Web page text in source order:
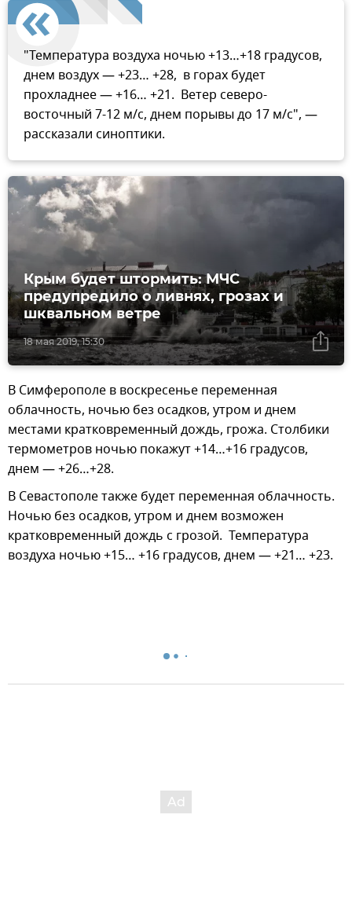
"Температура воздуха ночью +13…+18 градусов,
днем воздух — +23… +28, в горах будет
прохладнее — +16… +21. Ветер северо-
восточный 7-12 м/с, днем порывы до 17 м/с", —
рассказали синоптики.
18 мая 2019, 15:30
Крым будет штормить: МЧС
предупредило о ливнях, грозах и
шквальном ветре
В Симферополе в воскресенье переменная
облачность, ночью без осадков, утром и днем
местами кратковременный дождь, грожа. Столбики
термометров ночью покажут +14…+16 градусов,
днем — +26…+28.
В Севастополе также будет переменная облачность.
Ночью без осадков, утром и днем возможен
кратковременный дождь с грозой. Температура
воздуха ночью +15… +16 градусов, днем — +21… +23.